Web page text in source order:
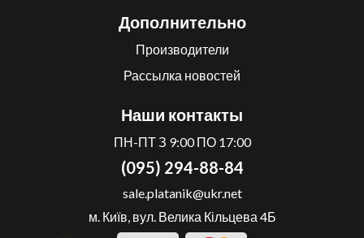
Дополнительно
Производители
Рассылка новостей
Наши контакты
ПН-ПТ З 9:00 ПО 17:00
(095) 294-88-84
sale.platanik@ukr.net
м. Київ, вул. Велика Кільцева 4Б